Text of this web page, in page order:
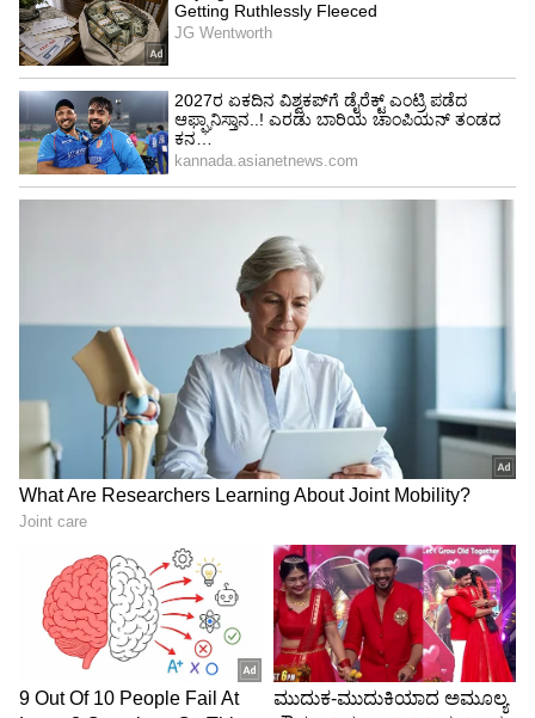
ಖರ್ಚಾಗುತ್ತದೆ. ನಾನು ಇಂದಿನ ಜೀವನದ ಬಗ್ಗೆ ಯೋಚನೆ
ಮಾಡುವ ವ್ಯಕ್ತಿಯಾಗಿರುವ ಕಾರಣ ಹಣವನ್ನು ಸೇವ್
ಮಾಡುವುದು ಪ್ರಯಾಣ ಮಾಡುವುದಕ್ಕೆ.
5
7
ಟ್ರಾವಲ್ ಮಾಡುವುದಕ್ಕೆ ಹಣ ವೇಸ್ಟ್‌ ಮಾಡುತ್ತಿರುವೆ
ಅಂದುಕೊಂಡಿದ್ದಾರೆ ಅಮ್ಮ ಆದರೆ ನನಗೆ ಟ್ರಾವಲ್
ಮಾಡುವುದರಿಂದ ತುಂಬಾ ಖುಷಿ ಇದೆ ತುಂಬಾ ನೆಮ್ಮದಿ
ಸಿಗುತ್ತದೆ.